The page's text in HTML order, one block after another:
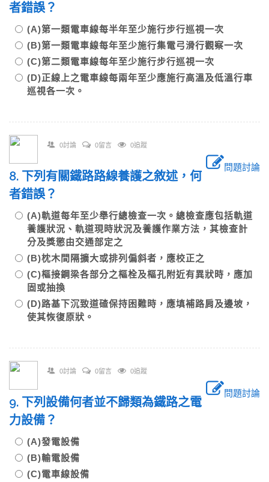
者錯誤？
(A)第一類電車線每半年至少施行步行巡視一次
(B)第一類電車線每年至少施行集電弓滑行觀察一次
(C)第二類電車線每年至少施行步行巡視一次
(D)正線上之電車線每兩年至少應施行高溫及低溫行車
巡視各一次。
0討論 0留言 0追蹤
問題討論
8. 下列有關鐵路路線養護之敘述，何
者錯誤？
(A)軌道每年至少舉行總檢查一次。總檢查應包括軌道
養護狀況、軌道現時狀況及養護作業方法，其檢查計
分及獎懲由交通部定之
(B)枕木間隔擴大或排列偏斜者，應校正之
(C)樞接鋼梁各部分之樞栓及樞孔附近有異狀時，應加
固或抽換
(D)路基下沉致道碴保持困難時，應填補路肩及邊坡，
使其恢復原狀。
0討論 0留言 0追蹤
問題討論
9. 下列設備何者並不歸類為鐵路之電
力設備？
(A)發電設備
(B)輸電設備
(C)電車線設備